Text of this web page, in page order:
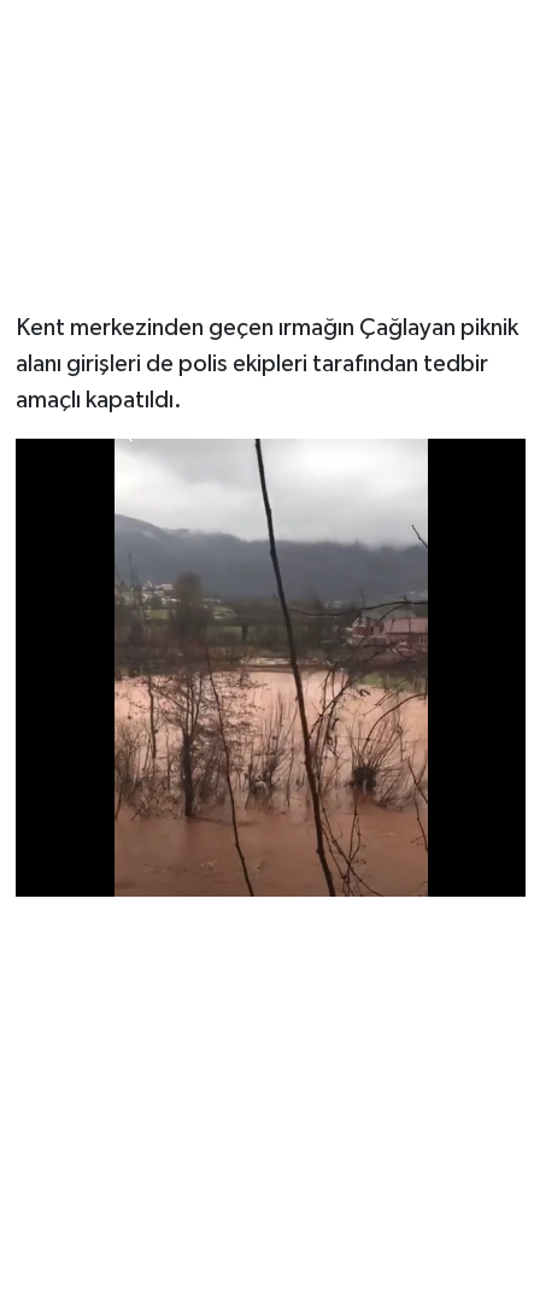
Kent merkezinden geçen ırmağın Çağlayan piknik
alanı girişleri de polis ekipleri tarafından tedbir
amaçlı kapatıldı.